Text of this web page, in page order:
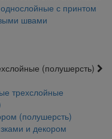
с принтом
швами
(полушерсть)
трехслойные
(полушерсть)
и декором